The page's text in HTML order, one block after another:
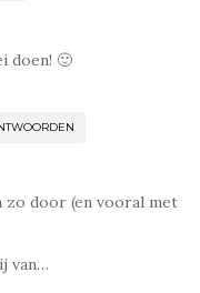
doen! 🙂
zo door (en vooral met
van…